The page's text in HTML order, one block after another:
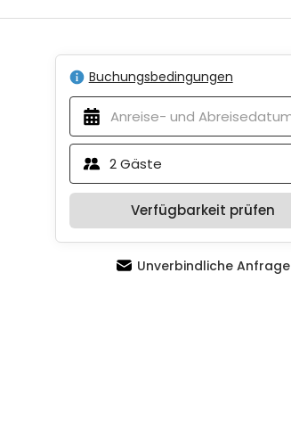
Buchungsbedingungen
2Gäste
Verfügbarkeit prüfen
Unverbindliche Anfrage